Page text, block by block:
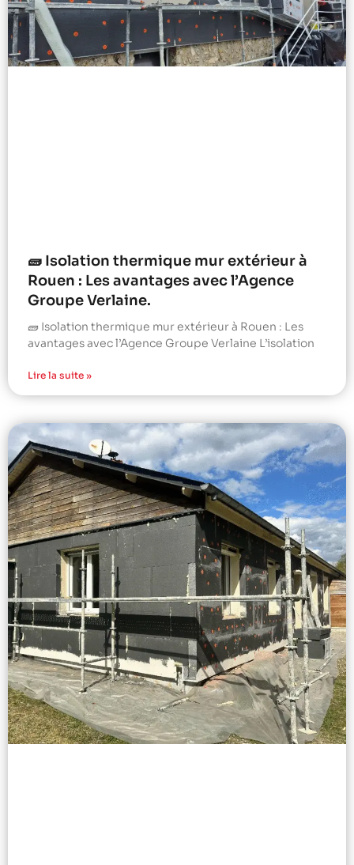
🧱 Isolation thermique mur extérieur à
Rouen : Les avantages avec l’Agence
Groupe Verlaine.
🧱 Isolation thermique mur extérieur à Rouen : Les
avantages avec l’Agence Groupe Verlaine L’isolation
Lire la suite »